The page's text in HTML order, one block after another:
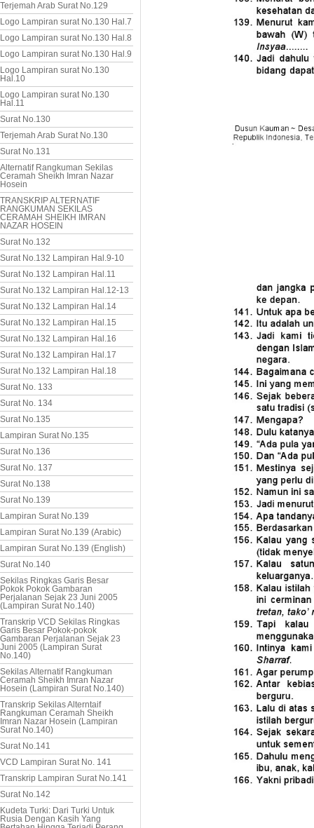
Terjemah Arab Surat No.129
Logo Lampiran surat No.130 Hal.7
Logo Lampiran surat No.130 Hal.8
Logo Lampiran surat No.130 Hal.9
Logo Lampiran surat No.130
Hal.10
Logo Lampiran surat No.130
Hal.11
Surat No.130
Terjemah Arab Surat No.130
Surat No.131
Alternatif Rangkuman Sekilas
Ceramah Sheikh Imran Nazar
Hosein
TRANSKRIP ALTERNATIF
RANGKUMAN SEKILAS
CERAMAH SHEIKH IMRAN
NAZAR HOSEIN
Surat No.132
Surat No.132 Lampiran Hal.9-10
Surat No.132 Lampiran Hal.11
Surat No.132 Lampiran Hal.12-13
Surat No.132 Lampiran Hal.14
Surat No.132 Lampiran Hal.15
Surat No.132 Lampiran Hal.16
Surat No.132 Lampiran Hal.17
Surat No.132 Lampiran Hal.18
Surat No. 133
Surat No. 134
Surat No.135
Lampiran Surat No.135
Surat No.136
Surat No. 137
Surat No.138
Surat No.139
Lampiran Surat No.139
Lampiran Surat No.139 (Arabic)
Lampiran Surat No.139 (English)
Surat No.140
Sekilas Ringkas Garis Besar
Pokok Pokok Gambaran
Perjalanan Sejak 23 Juni 2005
(Lampiran Surat No.140)
Transkrip VCD Sekilas Ringkas
Garis Besar Pokok-pokok
Gambaran Perjalanan Sejak 23
Juni 2005 (Lampiran Surat
No.140)
Sekilas Alternatif Rangkuman
Ceramah Sheikh Imran Nazar
Hosein (Lampiran Surat No.140)
Transkrip Sekilas Alterntaif
Rangkuman Ceramah Sheikh
Imran Nazar Hosein (Lampiran
Surat No.140)
Surat No.141
VCD Lampiran Surat No. 141
Transkrip Lampiran Surat No.141
Surat No.142
Kudeta Turki: Dari Turki Untuk
Rusia Dengan Kasih Yang